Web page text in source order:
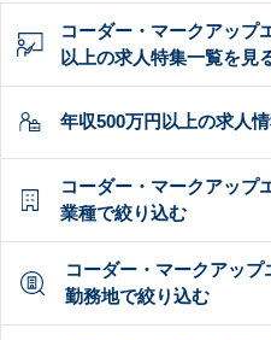
コーダー・マークアップ
以上の求人特集一覧を見
年収500万円以上の求人
コーダー・マークアップ
業種で絞り込む
コーダー・マークアッ
勤務地で絞り込む